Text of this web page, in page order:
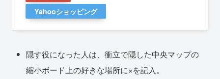
Yahooショッピング
隠す役になった人は、衝立で隠した中央マップの
縮小ボード上の好きな場所に×を記入。